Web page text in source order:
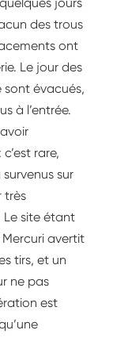
jours
des trous
ont
Le jour des
sont évacués,
à l’entrée.
rare,
sur
très
Le site étant
avertit
tirs, et un
ne pas
est